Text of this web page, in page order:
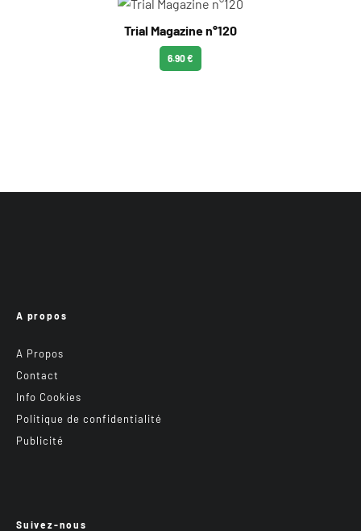
Trial Magazine n°120
6.90 €
A propos
A Propos
Contact
Info Cookies
Politique de confidentialité
Publicité
Suivez-nous